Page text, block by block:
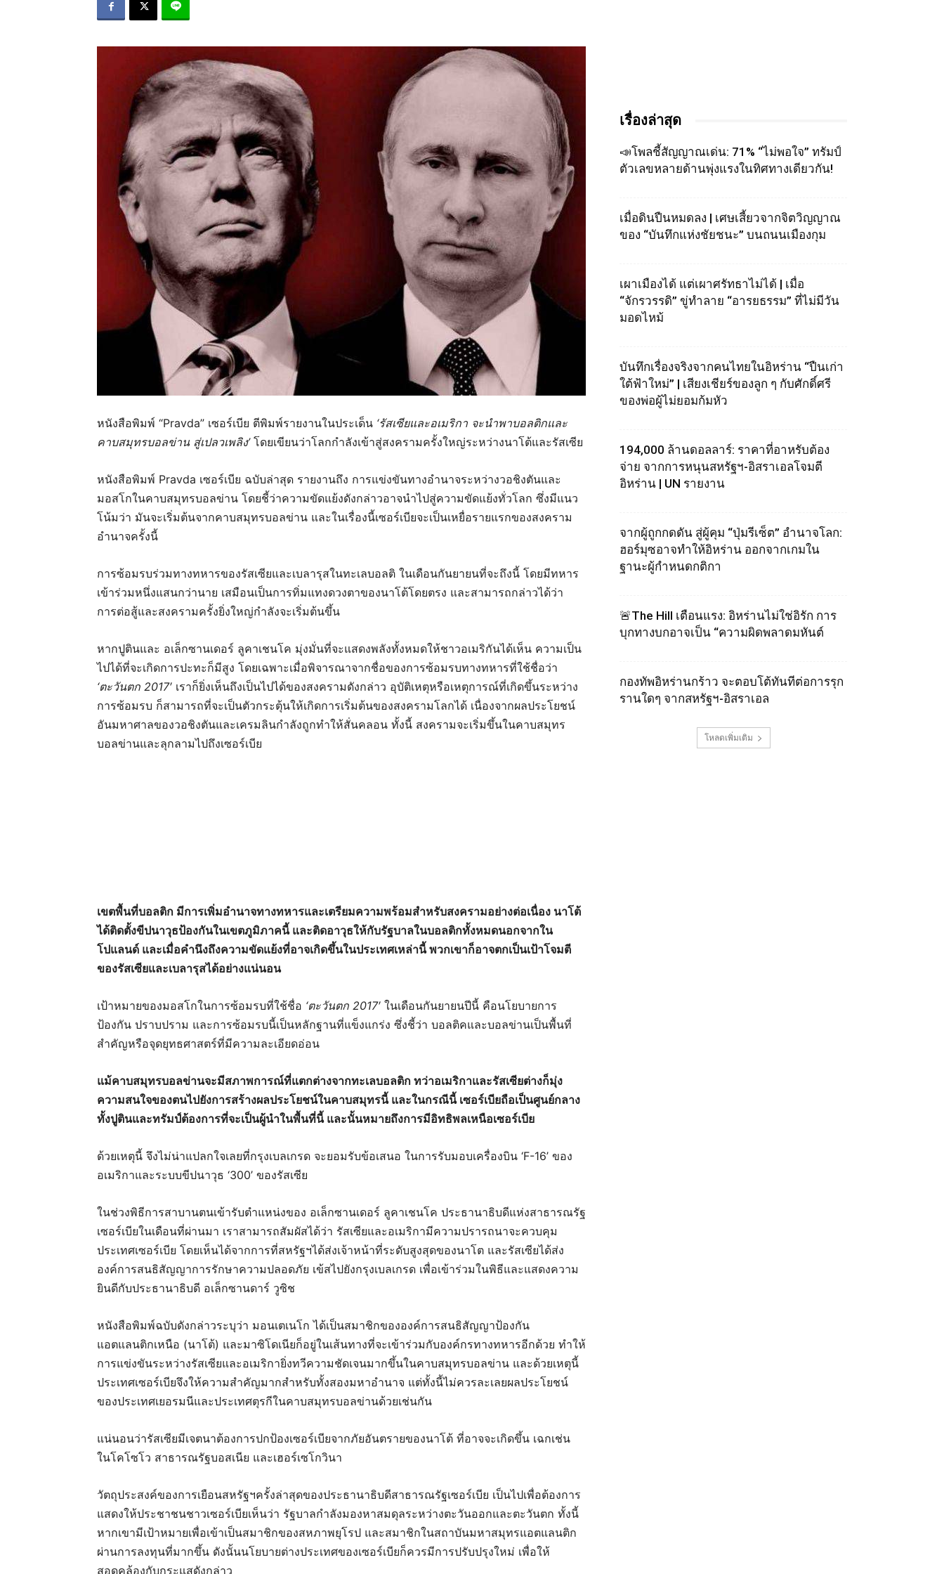
หนังสือพิมพ์ “Pravda” เซอร์เบีย ตีพิมพ์รายงานในประเด็น ‘รัสเซียและอเมริกา จะนำพาบอลติกและ
คาบสมุทรบอลข่าน สู่เปลวเพลิง’โดยเขียนว่าโลกกำลังเข้าสู่สงครามครั้งใหญ่ระหว่างนาโต้และรัสเซีย
หนังสือพิมพ์ Pravda เซอร์เบีย ฉบับล่าสุด รายงานถึง การแข่งขันทางอำนาจระหว่างวอชิงตันและ
มอสโกในคาบสมุทรบอลข่าน โดยชี้ว่าความขัดแย้งดังกล่าวอาจนำไปสู่ความขัดแย้งทั่วโลก ซึ่งมีแนว
โน้มว่า มันจะเริ่มต้นจากคาบสมุทรบอลข่าน และในเรื่องนี้เซอร์เบียจะเป็นเหยื่อรายแรกของสงคราม
อำนาจครั้งนี้
การซ้อมรบร่วมทางทหารของรัสเซียและเบลารุสในทะเลบอลติ ในเดือนกันยายนที่จะถึงนี้ โดยมีทหาร
เข้าร่วมหนึ่งแสนกว่านาย เสมือนเป็นการทิ่มแทงดวงตาของนาโต้โดยตรง และสามารถกล่าวได้ว่า
การต่อสู้และสงครามครั้งยิ่งใหญ่กำลังจะเริ่มต้นขึ้น
หากปูตินและ อเล็กซานเดอร์ ลูคาเชนโค มุ่งมั่นที่จะแสดงพลังทั้งหมดให้ชาวอเมริกันได้เห็น ความเป็น
ไปได้ที่จะเกิดการปะทะก็มีสูง โดยเฉพาะเมื่อพิจารณาจากชื่อของการซ้อมรบทางทหารที่ใช้ชื่อว่า
‘ตะวันตก 2017′ เราก็ยิ่งเห็นถึงเป็นไปได้ของสงครามดังกล่าว อุบัติเหตุหรือเหตุการณ์ที่เกิดขึ้นระหว่าง
การซ้อมรบ ก็สามารถที่จะเป็นตัวกระตุ้นให้เกิดการเริ่มต้นของสงครามโลกได้ เนื่องจากผลประโยชน์
อันมหาศาลของวอชิงตันและเครมลินกำลังถูกทำให้สั่นคลอน ทั้งนี้ สงครามจะเริ่มขึ้นในคาบสมุทร
บอลข่านและลุกลามไปถึงเซอร์เบีย
เขตพื้นที่บอลติก มีการเพิ่มอำนาจทางทหารและเตรียมความพร้อมสำหรับสงครามอย่างต่อเนื่อง นาโต้
ได้ติดตั้งขีปนาวุธป้องกันในเขตภูมิภาคนี้ และติดอาวุธให้กับรัฐบาลในบอลติกทั้งหมดนอกจากใน
โปแลนด์ และเมื่อคำนึงถึงความขัดแย้งที่อาจเกิดขึ้นในประเทศเหล่านี้ พวกเขาก็อาจตกเป็นเป้าโจมตี
ของรัสเซียและเบลารุสได้อย่างแน่นอน
เป้าหมายของมอสโกในการซ้อมรบที่ใช้ชื่อ ‘ตะวันตก 2017′ ในเดือนกันยายนปีนี้ คือนโยบายการ
ป้องกัน ปราบปราม และการซ้อมรบนี้เป็นหลักฐานที่แข็งแกร่ง ซึ่งชี้ว่า บอลติคและบอลข่านเป็นพื้นที่
สำคัญหรือจุดยุทธศาสตร์ที่มีความละเอียดอ่อน
แม้คาบสมุทรบอลข่านจะมีสภาพการณ์ที่แตกต่างจากทะเลบอลติก ทว่าอเมริกาและรัสเซียต่างก็มุ่ง
ความสนใจของตนไปยังการสร้างผลประโยชน์ในคาบสมุทรนี้ และในกรณีนี้ เซอร์เบียถือเป็นศูนย์กลาง
ทั้งปูตินและทรัมป์ต้องการที่จะเป็นผู้นำในพื้นที่นี้ และนั้นหมายถึงการมีอิทธิพลเหนือเซอร์เบีย
ด้วยเหตุนี้ จึงไม่น่าแปลกใจเลยที่กรุงเบลเกรด จะยอมรับข้อเสนอ ในการรับมอบเครื่องบิน ‘F-16’ ของ
อเมริกาและระบบขีปนาวุธ ‘300’ ของรัสเซีย
ในช่วงพิธีการสาบานตนเข้ารับตำแหน่งของ อเล็กซานเดอร์ ลูคาเชนโค ประธานาธิบดีแห่งสาธารณรัฐ
เซอร์เบียในเดือนที่ผ่านมา เราสามารถสัมผัสได้ว่า รัสเซียและอเมริกามีความปรารถนาจะควบคุม
ประเทศเซอร์เบีย โดยเห็นได้จากการที่สหรัฐฯได้ส่งเจ้าหน้าที่ระดับสูงสุดของนาโต และรัสเซียได้ส่ง
องค์การสนธิสัญญาการรักษาความปลอดภัย เข้สไปยังกรุงเบลเกรด เพื่อเข้าร่วมในพิธีและแสดงความ
ยินดีกับประธานาธิบดี อเล็กซานดาร์ วูซิช
หนังสือพิมพ์ฉบับดังกล่าวระบุว่า มอนเตเนโก ได้เป็นสมาชิกขององค์การสนธิสัญญาป้องกัน
แอตแลนติกเหนือ (นาโต้) และมาซิโดเนียก็อยู่ในเส้นทางที่จะเข้าร่วมกับองค์กรทางทหารอีกด้วย ทำให้
การแข่งขันระหว่างรัสเซียและอเมริกายิ่งทวีความชัดเจนมากขึ้นในคาบสมุทรบอลข่าน และด้วยเหตุนี้
ประเทศเซอร์เบียจึงให้ความสำคัญมากสำหรับทั้งสองมหาอำนาจ แต่ทั้งนี้ไม่ควรละเลยผลประโยชน์
ของประเทศเยอรมนีและประเทศตุรกีในคาบสมุทรบอลข่านด้วยเช่นกัน
แน่นอนว่ารัสเซียมีเจตนาต้องการปกป้องเซอร์เบียจากภัยอันตรายของนาโต้ ที่อาจจะเกิดขึ้น เฉกเช่น
ในโคโซโว สาธารณรัฐบอสเนีย และเฮอร์เซโกวินา
วัตถุประสงค์ของการเยือนสหรัฐฯครั้งล่าสุดของประธานาธิบดีสาธารณรัฐเซอร์เบีย เป็นไปเพื่อต้องการ
แสดงให้ประชาชนชาวเซอร์เบียเห็นว่า รัฐบาลกำลังมองหาสมดุลระหว่างตะวันออกและตะวันตก ทั้งนี้
หากเขามีเป้าหมายเพื่อเข้าเป็นสมาชิกของสหภาพยุโรป และสมาชิกในสถาบันมหาสมุทรแอตแลนติก
ผ่านการลงทุนที่มากขึ้น ดังนั้นนโยบายต่างประเทศของเซอร์เบียก็ควรมีการปรับปรุงใหม่ เพื่อให้
สอดคล้องกับกระแสดังกล่าว
เรื่องล่าสุด
📣โพลชี้สัญญาณเด่น: 71% “ไม่พอใจ” ทรัมป์
ตัวเลขหลายด้านพุ่งแรงในทิศทางเดียวกัน!
เมื่อดินปืนหมดลง | เศษเสี้ยวจากจิตวิญญาณ
ของ “บันทึกแห่งชัยชนะ” บนถนนเมืองกุม
เผาเมืองได้ แต่เผาศรัทธาไม่ได้ | เมื่อ
“จักรวรรดิ” ขู่ทำลาย “อารยธรรม” ที่ไม่มีวัน
มอดไหม้
บันทึกเรื่องจริงจากคนไทยในอิหร่าน “ปืนเก่า
ใต้ฟ้าใหม่” | เสียงเชียร์ของลูก ๆ กับศักดิ์ศรี
ของพ่อผู้ไม่ยอมก้มหัว
194,000 ล้านดอลลาร์: ราคาที่อาหรับต้อง
จ่าย จากการหนุนสหรัฐฯ‑อิสราเอลโจมตี
อิหร่าน | UN รายงาน
จากผู้ถูกกดดัน สู่ผู้คุม “ปุ่มรีเซ็ต” อำนาจโลก:
ฮอร์มุซอาจทำให้อิหร่าน ออกจากเกมใน
ฐานะผู้กำหนดกติกา
🚨The Hill เตือนแรง: อิหร่านไม่ใช่อิรัก การ
บุกทางบกอาจเป็น “ความผิดพลาดมหันต์
กองทัพอิหร่านกร้าว จะตอบโต้ทันทีต่อการรุก
รานใดๆ จากสหรัฐฯ-อิสราเอล
โหลดเพิ่มเติม